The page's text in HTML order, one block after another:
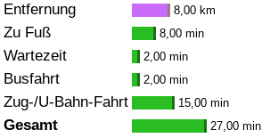
Entfernung 8,00 km
Zu Fuß 8,00 min
Wartezeit 2,00 min
Busfahrt 2,00 min
Zug-/U-Bahn-Fahrt 15,00 min
Gesamt 27,00 min